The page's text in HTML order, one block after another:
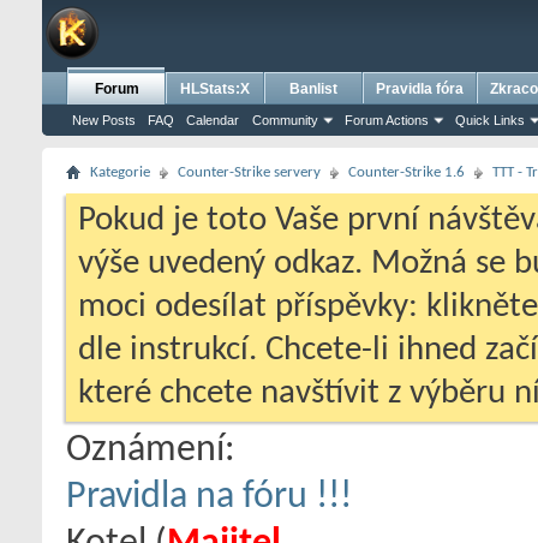
Forum
New Posts FAQ Calendar Community Forum Actions Quick Links
HLStats:X Banlist Pravidla fóra
Kategorie Counter-Strike servery Counter-Strike 1.6 TTT -
Pokud je toto Vaše první
výše uvedený odkaz. Možná se
moci odesílat příspěvky:
dle instrukcí. Chcete-li ihned
které chcete navštívit z výběru
Oznámení:
Pravidla na fóru !!!